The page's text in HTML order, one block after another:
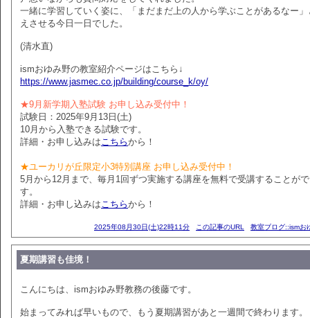
一緒に学習していく姿に、「まだまだ上の人から学ぶことがあるなー」
えさせる今日一日でした。
(清水直)
ismおゆみ野の教室紹介ページはこちら↓
https://www.jasmec.co.jp/building/course_k/oy/
★9月新学期入塾試験 お申し込み受付中！
試験日：2025年9月13日(土)
10月から入塾できる試験です。
詳細・お申し込みはこちらから！
★ユーカリが丘限定小3特別講座 お申し込み受付中！
5月から12月まで、毎月1回ずつ実施する講座を無料で受講することが
す。
詳細・お申し込みはこちらから！
2025年08月30日(土)22時11分 この記事のURL 教室ブログ::ismお
夏期講習も佳境！
こんにちは、ismおゆみ野教務の後藤です。
始まってみれば早いもので、もう夏期講習があと一週間で終わります。